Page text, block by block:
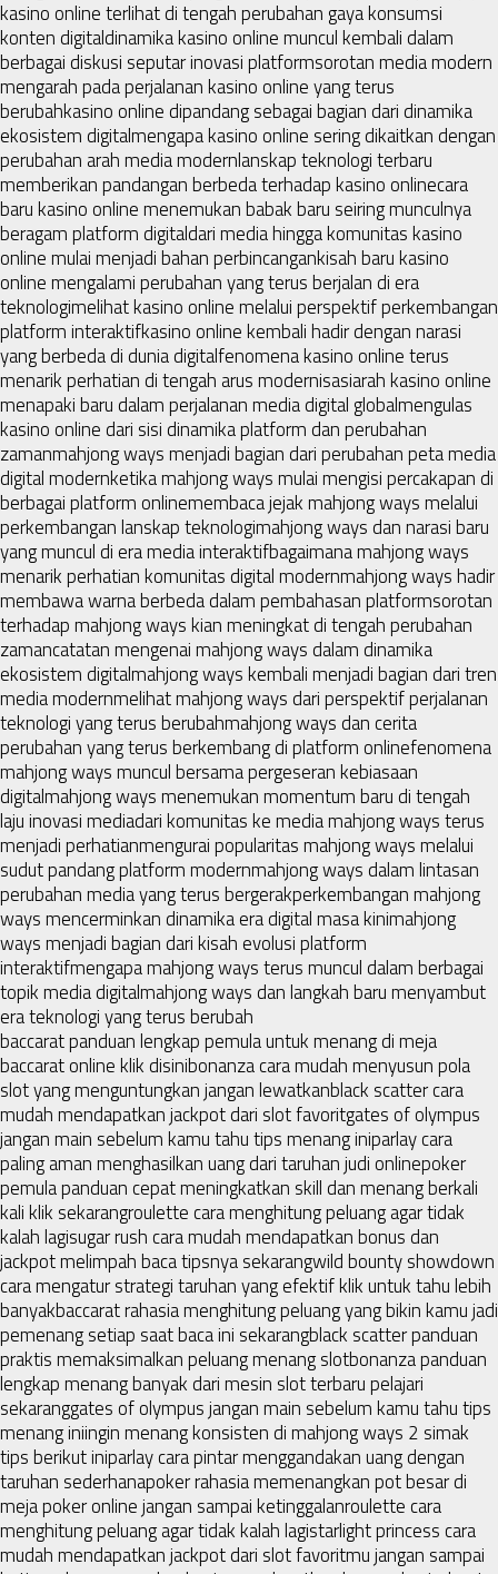
kasino online terlihat di tengah perubahan gaya konsumsi
konten digitaldinamika kasino online muncul kembali dalam
berbagai diskusi seputar inovasi platformsorotan media modern
mengarah pada perjalanan kasino online yang terus
berubahkasino online dipandang sebagai bagian dari dinamika
ekosistem digitalmengapa kasino online sering dikaitkan dengan
perubahan arah media modernlanskap teknologi terbaru
memberikan pandangan berbeda terhadap kasino onlinecara
baru kasino online menemukan babak baru seiring munculnya
beragam platform digitaldari media hingga komunitas kasino
online mulai menjadi bahan perbincangankisah baru kasino
online mengalami perubahan yang terus berjalan di era
teknologimelihat kasino online melalui perspektif perkembangan
platform interaktifkasino online kembali hadir dengan narasi
yang berbeda di dunia digitalfenomena kasino online terus
menarik perhatian di tengah arus modernisasiarah kasino online
menapaki baru dalam perjalanan media digital globalmengulas
kasino online dari sisi dinamika platform dan perubahan
zamanmahjong ways menjadi bagian dari perubahan peta media
digital modernketika mahjong ways mulai mengisi percakapan di
berbagai platform onlinemembaca jejak mahjong ways melalui
perkembangan lanskap teknologimahjong ways dan narasi baru
yang muncul di era media interaktifbagaimana mahjong ways
menarik perhatian komunitas digital modernmahjong ways hadir
membawa warna berbeda dalam pembahasan platformsorotan
terhadap mahjong ways kian meningkat di tengah perubahan
zamancatatan mengenai mahjong ways dalam dinamika
ekosistem digitalmahjong ways kembali menjadi bagian dari tren
media modernmelihat mahjong ways dari perspektif perjalanan
teknologi yang terus berubahmahjong ways dan cerita
perubahan yang terus berkembang di platform onlinefenomena
mahjong ways muncul bersama pergeseran kebiasaan
digitalmahjong ways menemukan momentum baru di tengah
laju inovasi mediadari komunitas ke media mahjong ways terus
menjadi perhatianmengurai popularitas mahjong ways melalui
sudut pandang platform modernmahjong ways dalam lintasan
perubahan media yang terus bergerakperkembangan mahjong
ways mencerminkan dinamika era digital masa kinimahjong
ways menjadi bagian dari kisah evolusi platform
interaktifmengapa mahjong ways terus muncul dalam berbagai
topik media digitalmahjong ways dan langkah baru menyambut
era teknologi yang terus berubah
baccarat panduan lengkap pemula untuk menang di meja
baccarat online klik disinibonanza cara mudah menyusun pola
slot yang menguntungkan jangan lewatkanblack scatter cara
mudah mendapatkan jackpot dari slot favoritgates of olympus
jangan main sebelum kamu tahu tips menang iniparlay cara
paling aman menghasilkan uang dari taruhan judi onlinepoker
pemula panduan cepat meningkatkan skill dan menang berkali
kali klik sekarangroulette cara menghitung peluang agar tidak
kalah lagisugar rush cara mudah mendapatkan bonus dan
jackpot melimpah baca tipsnya sekarangwild bounty showdown
cara mengatur strategi taruhan yang efektif klik untuk tahu lebih
banyakbaccarat rahasia menghitung peluang yang bikin kamu jadi
pemenang setiap saat baca ini sekarangblack scatter panduan
praktis memaksimalkan peluang menang slotbonanza panduan
lengkap menang banyak dari mesin slot terbaru pelajari
sekaranggates of olympus jangan main sebelum kamu tahu tips
menang iniingin menang konsisten di mahjong ways 2 simak
tips berikut iniparlay cara pintar menggandakan uang dengan
taruhan sederhanapoker rahasia memenangkan pot besar di
meja poker online jangan sampai ketinggalanroulette cara
menghitung peluang agar tidak kalah lagistarlight princess cara
mudah mendapatkan jackpot dari slot favoritmu jangan sampai